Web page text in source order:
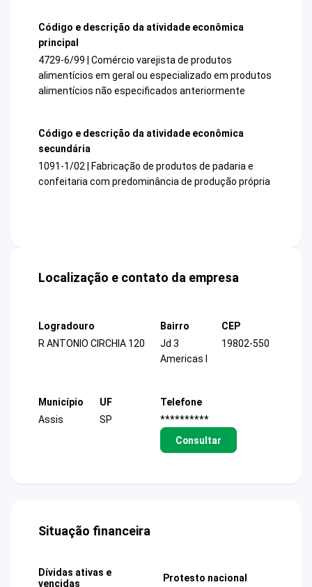
Código e descrição da atividade econômica
principal
4729-6/99 | Comércio varejista de produtos
alimentícios em geral ou especializado em produtos
alimentícios não especificados anteriormente
Código e descrição da atividade econômica
secundária
1091-1/02 | Fabricação de produtos de padaria e
confeitaria com predominância de produção própria
Localização e contato da empresa
Logradouro
R ANTONIO CIRCHIA 120
Bairro
Jd 3
Americas I
CEP
19802-550
Município
Assis
UF
SP
Telefone
**********
Consultar
Situação financeira
Dívidas ativas e
vencidas
Protesto nacional